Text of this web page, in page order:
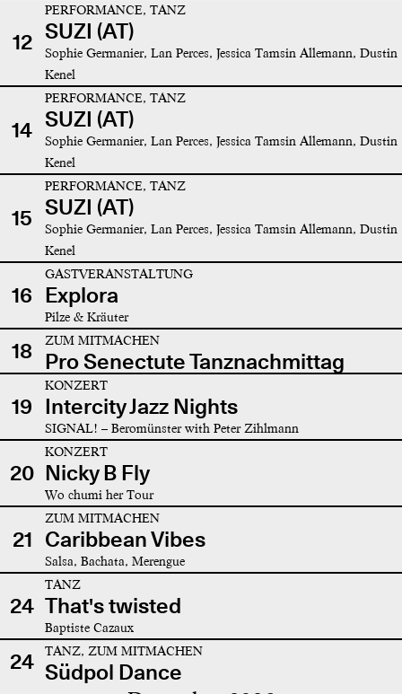
12
PERFORMANCE, TANZ
SUZI (AT)
Sophie Germanier, Lan Perces, Jessica Tamsin Allemann, Dustin
Kenel
14
PERFORMANCE, TANZ
SUZI (AT)
Sophie Germanier, Lan Perces, Jessica Tamsin Allemann, Dustin
Kenel
15
PERFORMANCE, TANZ
SUZI (AT)
Sophie Germanier, Lan Perces, Jessica Tamsin Allemann, Dustin
Kenel
16
GASTVERANSTALTUNG
Explora
Pilze & Kräuter
18 ZUM MITMACHEN
Pro Senectute Tanznachmittag
19
KONZERT
Intercity Jazz Nights
SIGNAL! – Beromünster with Peter Zihlmann
20
KONZERT
Nicky B Fly
Wo chumi her Tour
21
ZUM MITMACHEN
Caribbean Vibes
Salsa, Bachata, Merengue
24
TANZ
That's twisted
Baptiste Cazaux
24 TANZ, ZUM MITMACHEN
Südpol Dance